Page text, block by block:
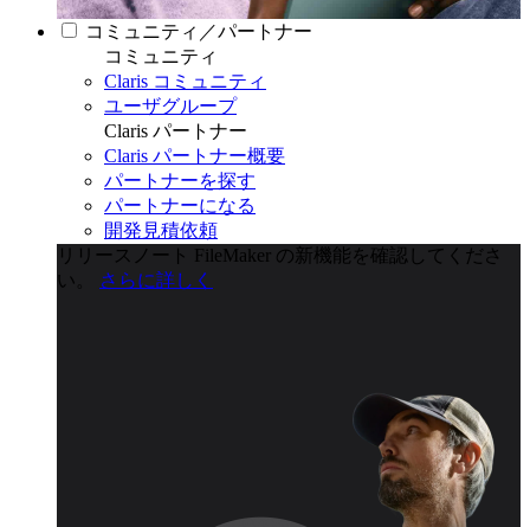
コミュニティ／パートナー
コミュニティ
Claris コミュニティ
ユーザグループ
Claris パートナー
Claris パートナー概要
パートナーを探す
パートナーになる
開発見積依頼
リリースノート
FileMaker の新機能を確認してくださ
い。
さらに詳しく